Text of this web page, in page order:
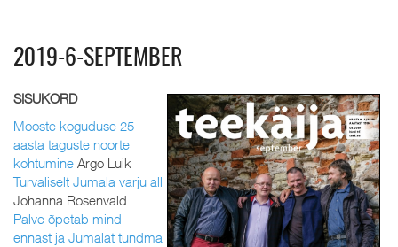
2019-6-SEPTEMBER
SISUKORD
Mooste koguduse 25
aasta taguste noorte
kohtumine Argo Luik
Turvaliselt Jumala varju all
Johanna Rosenvald
Palve õpetab mind
ennast ja Jumalat tundma